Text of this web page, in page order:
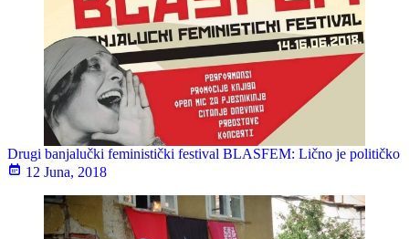
Drugi banjalučki feministički festival BLASFEM: Lično je političko
12 Juna, 2018